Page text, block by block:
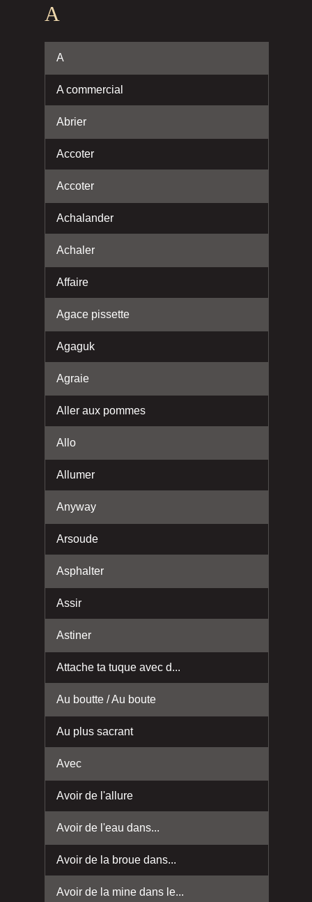
A
A
A commercial
Abrier
Accoter
Accoter
Achalander
Achaler
Affaire
Agace pissette
Agaguk
Agraie
Aller aux pommes
Allo
Allumer
Anyway
Arsoude
Asphalter
Assir
Astiner
Attache ta tuque avec d...
Au boutte / Au boute
Au plus sacrant
Avec
Avoir de l'allure
Avoir de l'eau dans...
Avoir de la broue dans...
Avoir de la mine dans le...